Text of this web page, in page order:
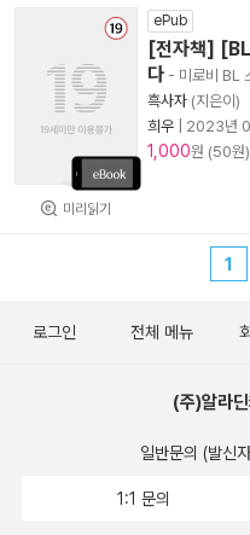
미리읽기
ePub
[전자책]
다 - 미로비 BL
흑사자 (지은이)
희우
2023년
1,000원 (50원)
1
로그인 전체 메뉴
(주)알라
일반문의 (발신
1:1 문의